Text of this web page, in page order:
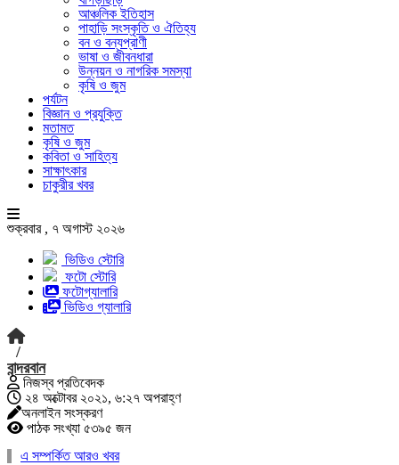
আঞ্চলিক ইতিহাস
পাহাড়ি সংস্কৃতি ও ঐতিহ্য
বন ও বন্যপ্রাণী
ভাষা ও জীবনধারা
উন্নয়ন ও নাগরিক সমস্যা
কৃষি ও জুম
পর্যটন
বিজ্ঞান ও প্রযুক্তি
মতামত
কৃষি ও জুম
কবিতা ও সাহিত্য
সাক্ষাৎকার
চাকুরীর খবর
শুক্রবার , ৭ অগাস্ট ২০২৬
ভিডিও স্টোরি
ফটো স্টোরি
ফটোগ্যালারি
ভিডিও গ্যালারি
/
বান্দরবান
নিজস্ব প্রতিবেদক
২৪ অক্টোবর ২০২১, ৬:২৭ অপরাহ্ণ
অনলাইন সংস্করণ
পাঠক সংখ্যা ৫৩৯৫ জন
এ সম্পর্কিত আরও খবর